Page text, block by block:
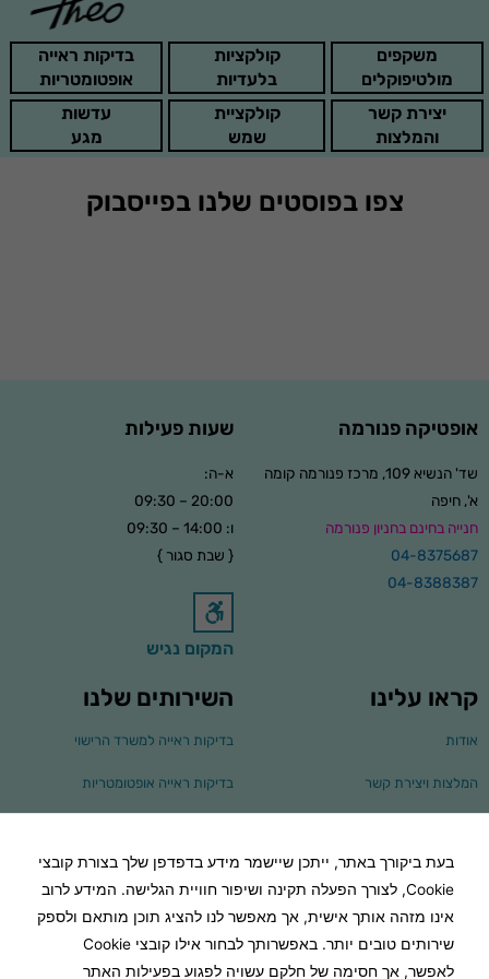
משקפים
מולטיפוקלים
קולקציות
בלעדיות
בדיקות ראייה
אופטומטריות
יצירת קשר
והמלצות
קולקציית
שמש
עדשות
מגע
צפו בפוסטים שלנו בפייסבוק
אופטיקה פנורמה
שד' הנשיא 109, מרכז פנורמה קומה
א', חיפה
חנייה בחינם בחניון פנורמה
04-8375687
04-8388387
שעות פעילות
א-ה:
20:00 – 09:30
ו: 14:00 – 09:30
{ שבת סגור }
המקום נגיש
קראו עלינו
אודות
המלצות ויצירת קשר
קולקציית THEO
קולקציית LINDBERG
קולקציית ANN& VALENTIN
השירותים שלנו
בדיקות ראייה למשרד הרישוי
בדיקות ראייה אופטומטריות
משקפי שמש
משקפי שמש מולטיפוקליים
משקפיים מולטיפוקליים
בעת ביקורך באתר, ייתכן שיישמר מידע בדפדפן שלך בצורת קובצי
Cookie, לצורך הפעלה תקינה ושיפור חוויית הגלישה. המידע לרוב
אינו מזהה אותך אישית, אך מאפשר לנו להציג תוכן מותאם ולספק
שירותים טובים יותר. באפשרותך לבחור אילו קובצי Cookie
לאפשר, אך חסימה של חלקם עשויה לפגוע בפעילות האתר
אינם
הם נדרשים
להפעלת